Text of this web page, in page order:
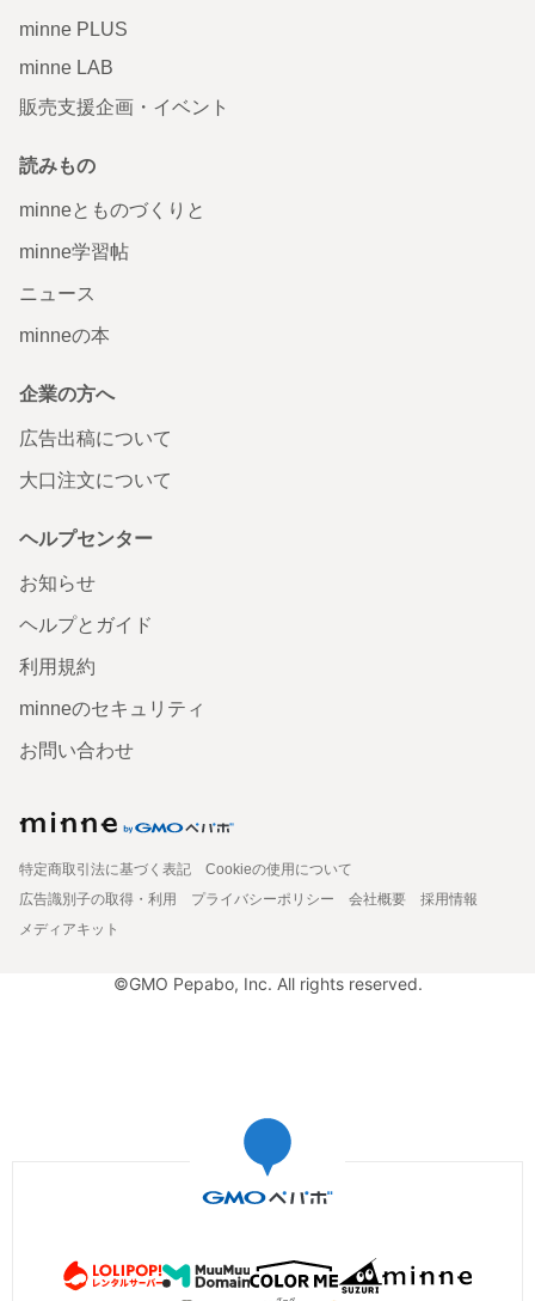
minne PLUS
minne LAB
販売支援企画・イベント
読みもの
minneとものづくりと
minne学習帖
ニュース
minneの本
企業の方へ
広告出稿について
大口注文について
ヘルプセンター
お知らせ
ヘルプとガイド
利用規約
minneのセキュリティ
お問い合わせ
特定商取引法に基づく表記
Cookieの使用について
広告識別子の取得・利用
プライバシーポリシー 会社概要
採用情報
メディアキット
©GMO Pepabo, Inc. All rights reserved.